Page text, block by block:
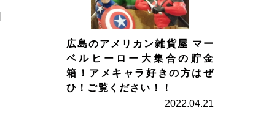
広島のアメリカン雑貨屋 マー
ベルヒーロー大集合の貯金
箱！アメキャラ好きの方はぜ
ひ！ご覧ください！！
2022.04.21